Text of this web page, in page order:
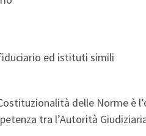
ed istituti simili
delle Norme è
tra l’Autorità